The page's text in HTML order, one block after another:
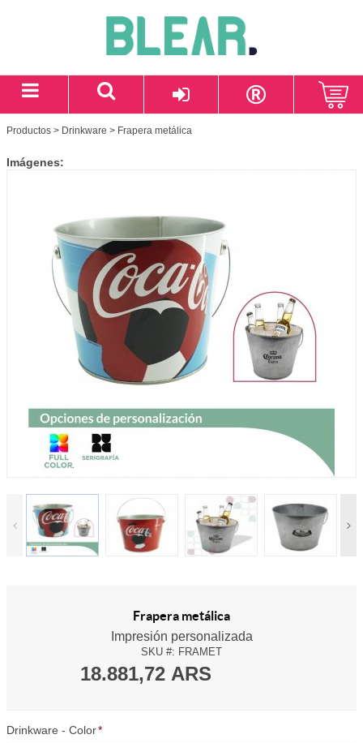
Productos > Drinkware > Frapera metálica
Imágenes:
Frapera metálica
Impresión personalizada
SKU #: FRAMET
18.881,72 ARS
Drinkware - Color*